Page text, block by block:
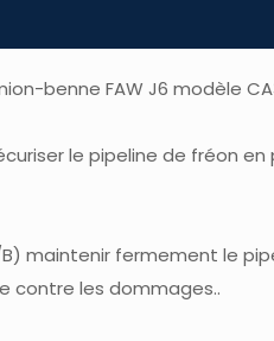
benne FAW J6 modèle
le pipeline de fréon
maintenir fermement le
contre les dommages..